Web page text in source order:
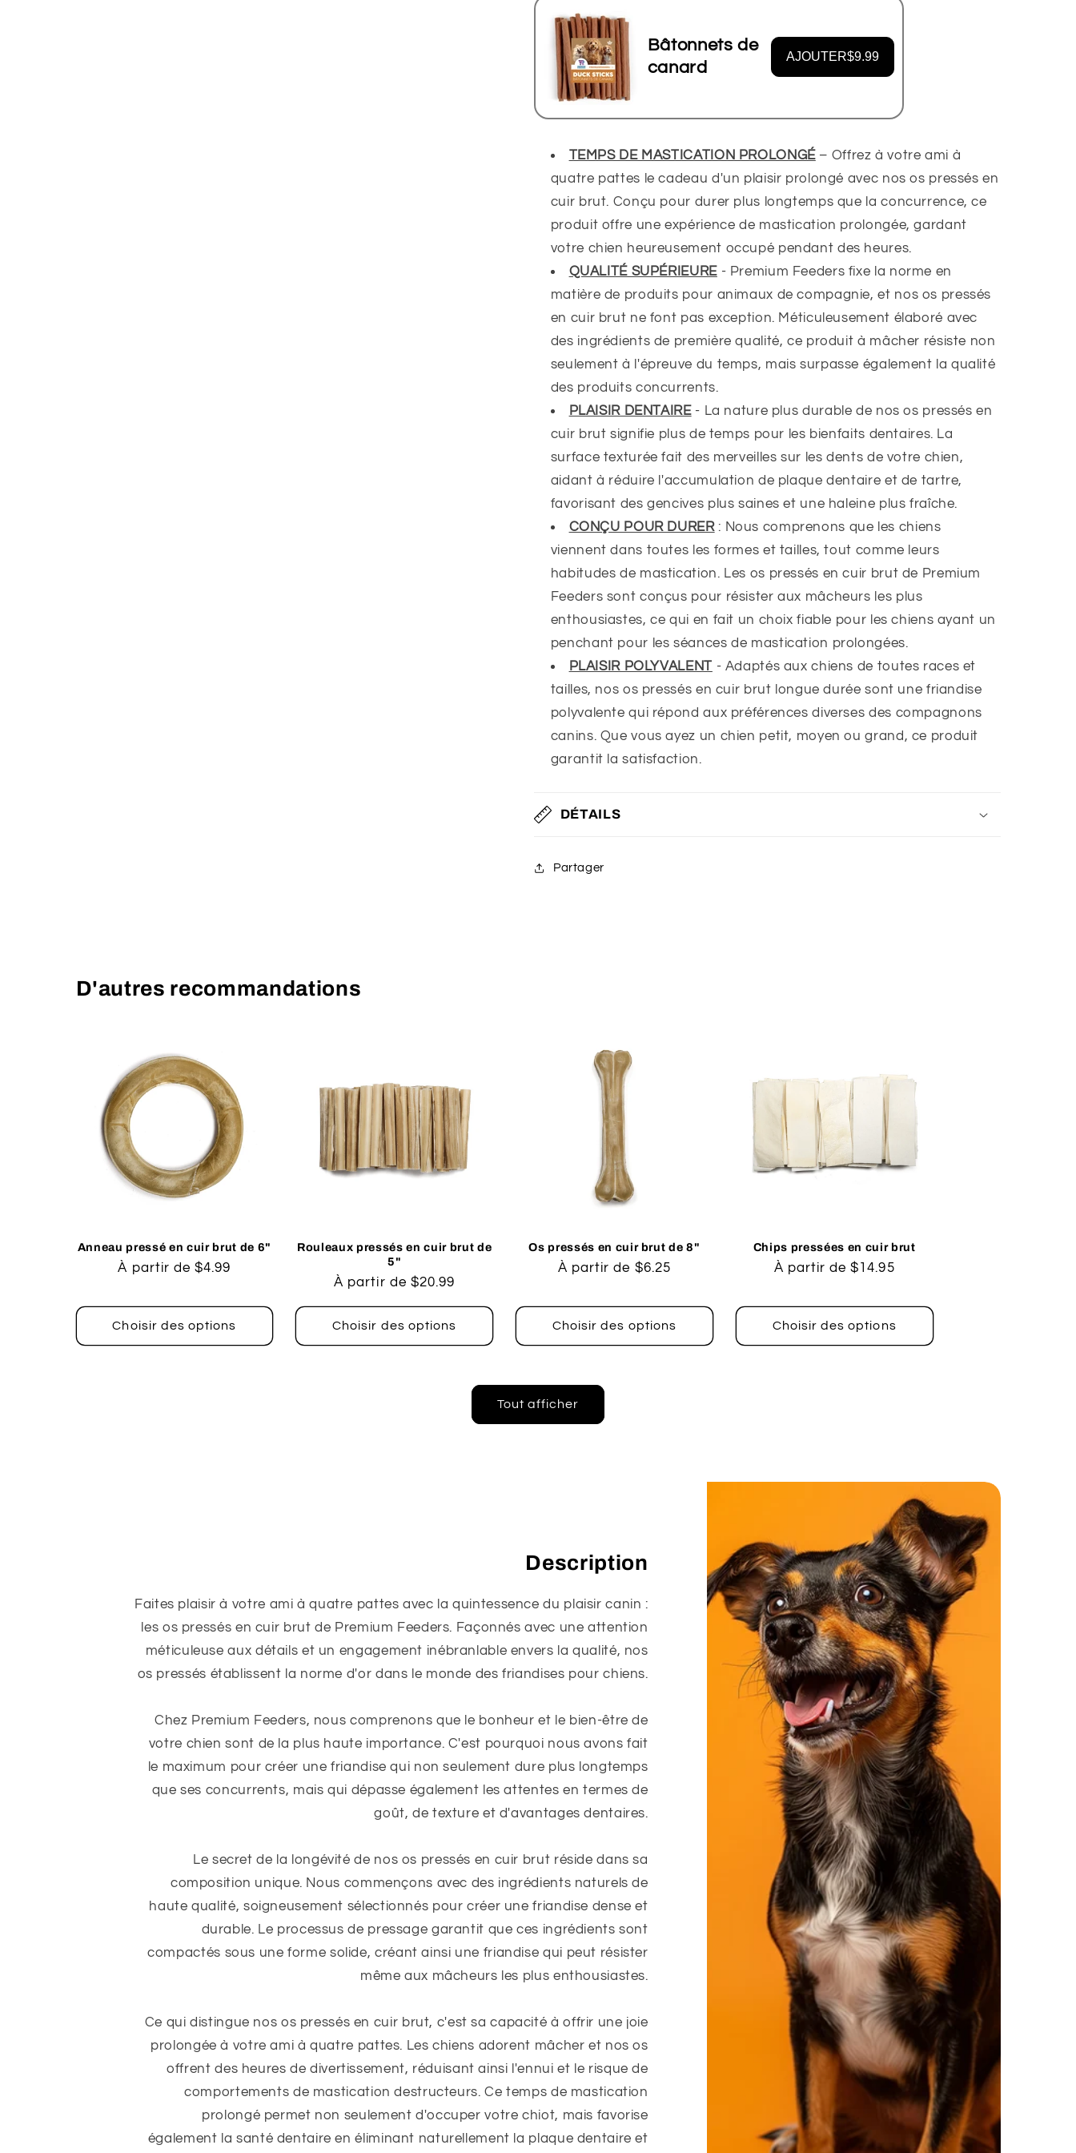
-
paquet
de
100
paquet
de
100
Bâtonnets de
canard
AJOUTER$9.99
TEMPS DE MASTICATION PROLONGÉ– Offrez à votre ami à
quatre pattes le cadeau d'un plaisir prolongé avec nos os pressés en
cuir brut. Conçu pour durer plus longtemps que la concurrence, ce
produit offre une expérience de mastication prolongée, gardant
votre chien heureusement occupé pendant des heures.
QUALITÉ SUPÉRIEURE- Premium Feeders fixe la norme en
matière de produits pour animaux de compagnie, et nos os pressés
en cuir brut ne font pas exception. Méticuleusement élaboré avec
des ingrédients de première qualité, ce produit à mâcher résiste non
seulement à l'épreuve du temps, mais surpasse également la qualité
des produits concurrents.
PLAISIRDENTAIRE- La nature plus durable de nos os pressés en
cuir brutsignifie plus de temps pour les bienfaits dentaires. La
surface texturée fait des merveilles sur les dents de votre chien,
aidant à réduire l'accumulation de plaque dentaire et de tartre,
favorisant des gencives plus saines et une haleine plus fraîche.
CONÇU POUR DURER: Nous comprenons que les chiens
viennent dans toutes les formes et tailles, tout comme leurs
habitudes de mastication. Les os pressés en cuir brut de Premium
Feeders sont conçus pour résister aux mâcheurs les plus
enthousiastes, ce qui en fait un choix fiable pour les chiens ayant un
penchant pour les séances de mastication prolongées.
PLAISIR POLYVALENT - Adaptés aux chiens de toutes races et
tailles, nos os pressés en cuir brut longue durée sont une friandise
polyvalente qui répond aux préférences diverses des compagnons
canins. Que vous ayez un chien petit, moyen ou grand, ce produit
garantit la satisfaction.
DÉTAILS
Partager
D'autres recommandations
Anneau pressé en cuir brut de 6"
Prix
À partir de $4.99
Choisir des options
Rouleaux pressés en cuir brut de
5"
Prix
À partir de $20.99
Choisir des options
Os pressés en cuir brut de 8"
Prix
À partir de $6.25
Choisir des options
Chips pressées en cuir brut
Prix
À partir de $14.95
Choisir des options
Tout afficher
Description
Faites plaisir à votre ami à quatre pattes avec la quintessence du plaisir canin :
les os pressés en cuir brut de Premium Feeders. Façonnés avec une attention
méticuleuse aux détails et un engagement inébranlable envers la qualité, nos
os pressés établissent la norme d'or dans le monde des friandises pour chiens.
Chez Premium Feeders, nous comprenons que le bonheur et le bien-être de
votre chien sont de la plus haute importance. C'est pourquoi nous avons fait
le maximum pour créer une friandise qui non seulement dure plus longtemps
que ses concurrents, mais qui dépasse également les attentes en termes de
goût, de texture et d'avantages dentaires.
Le secret de la longévité de nos os pressés en cuir brut réside dans sa
composition unique. Nous commençons avec des ingrédients naturels de
haute qualité, soigneusement sélectionnés pour créer une friandise dense et
durable. Le processus de pressage garantit que ces ingrédients sont
compactés sous une forme solide, créant ainsi une friandise qui peut résister
même aux mâcheurs les plus enthousiastes.
Ce qui distingue nos os pressés en cuir brut, c'est sa capacité à offrir une joie
prolongée à votre ami à quatre pattes. Les chiens adorent mâcher et nos os
offrent des heures de divertissement, réduisant ainsi l'ennui et le risque de
comportements de mastication destructeurs. Ce temps de mastication
prolongé permet non seulement d'occuper votre chiot, mais favorise
également la santé dentaire en éliminant naturellement la plaque dentaire et